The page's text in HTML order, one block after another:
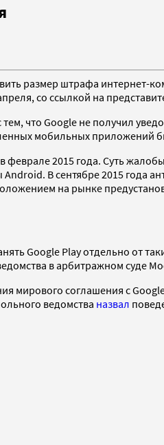
размер штрафа интернет-
со ссылкой на
что Google не получил
мобильных приложений
2015 года. Суть
В сентябре 2015 года
на рынке
Google Play отдельно от
в арбитражном суде
мирового соглашения с
ведомства назвал